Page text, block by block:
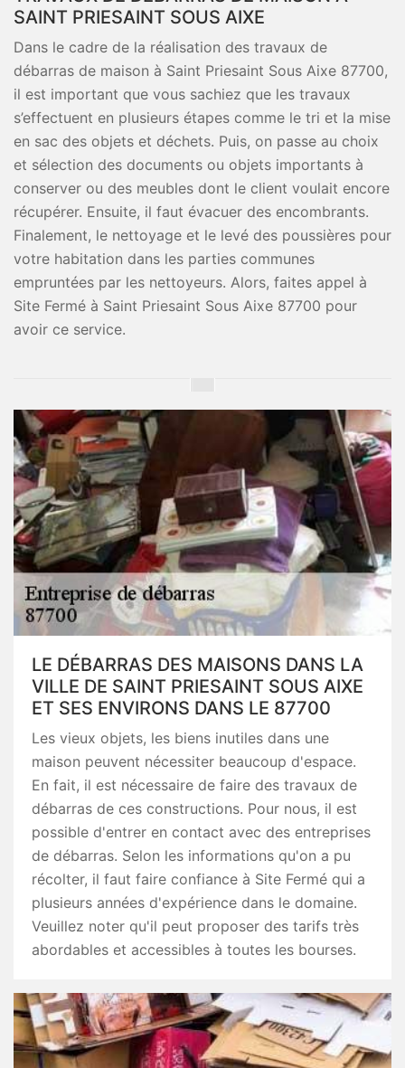
SAINT PRIESAINT SOUS AIXE
Dans le cadre de la réalisation des travaux de
débarras de maison à Saint Priesaint Sous Aixe 87700,
il est important que vous sachiez que les travaux
s’effectuent en plusieurs étapes comme le tri et la mise
en sac des objets et déchets. Puis, on passe au choix
et sélection des documents ou objets importants à
conserver ou des meubles dont le client voulait encore
récupérer. Ensuite, il faut évacuer des encombrants.
Finalement, le nettoyage et le levé des poussières pour
votre habitation dans les parties communes
empruntées par les nettoyeurs. Alors, faites appel à
Site Fermé à Saint Priesaint Sous Aixe 87700 pour
avoir ce service.
LE DÉBARRAS DES MAISONS DANS LA
VILLE DE SAINT PRIESAINT SOUS AIXE
ET SES ENVIRONS DANS LE 87700
Les vieux objets, les biens inutiles dans une
maison peuvent nécessiter beaucoup d'espace.
En fait, il est nécessaire de faire des travaux de
débarras de ces constructions. Pour nous, il est
possible d'entrer en contact avec des entreprises
de débarras. Selon les informations qu'on a pu
récolter, il faut faire confiance à Site Fermé qui a
plusieurs années d'expérience dans le domaine.
Veuillez noter qu'il peut proposer des tarifs très
abordables et accessibles à toutes les bourses.